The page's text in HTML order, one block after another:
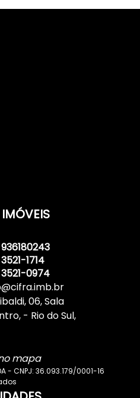
1714
0974
,06,Sala
, Rio do Sul,
mapa
- CNPJ: 36.093.179/0001-16